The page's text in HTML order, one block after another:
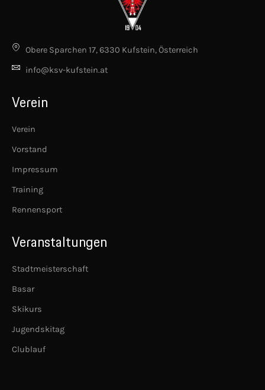
Obere Sparchen 17, 6330 Kufstein, Österreich
info@ksv-kufstein.at
Verein
Verein
Vorstand
Impressum
Training
Rennensport
Veranstaltungen
Stadtmeisterschaft
Basar
Skikurs
Jugendskitag
Clublauf